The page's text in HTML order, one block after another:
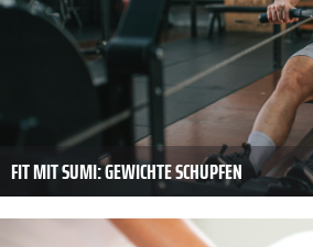
FIT MIT SUMI: GEWICHTE SCHUPFEN